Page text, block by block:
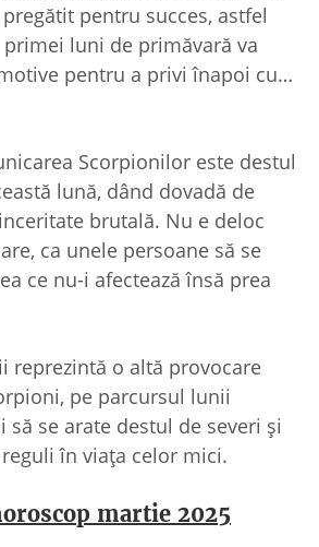
pentru succes, astfel
luni de primăvară va
pentru a privi înapoi cu…
Scorpionilor este destul
lună, dând dovadă de
brutală. Nu e deloc
ca unele persoane să se
ce nu-i afectează însă prea
reprezintă o altă provocare
pe parcursul lunii
să se arate destul de severi și
în viața celor mici.
martie 2025